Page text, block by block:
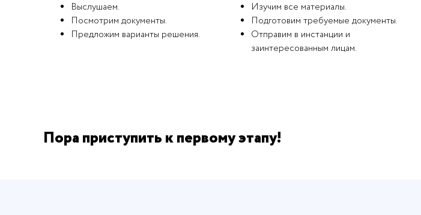
Выслушаем.
Посмотрим документы.
Предложим варианты решения.
Изучим все материалы.
Подготовим требуемые документы.
Отправим в инстанции и
заинтересованным лицам.
Пора приступить к первому этапу!